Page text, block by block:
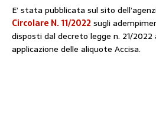
E’ stata pubblicata sul sito
Circolare N. 11/2022sugli
disposti dal decreto legge n. 21/
applicazione delle aliquote Accisa.